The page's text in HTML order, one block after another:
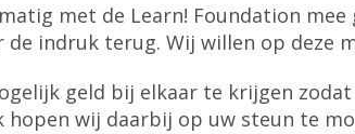
met de Learn! Foundation
indruk terug. Wij willen op deze
geld bij elkaar te krijgen
wij daarbij op uw steun te